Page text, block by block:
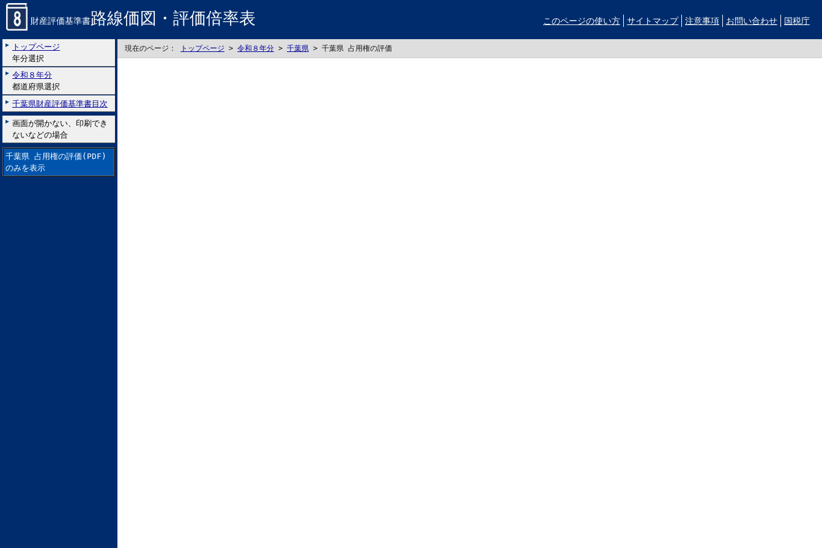
財産評価基準書路線価図・評価倍率表 このページの使い方 サイトマップ 注意事項 お問い合わせ 国税庁
トップページ
年分選択
令和８年分
都道府県選択
千葉県財産評価基準書目次
画面が開かない、印刷でき
ないなどの場合
千葉県 占用権の評価(PDF)
のみを表示
現在のページ： トップページ > 令和８年分 > 千葉県 > 千葉県 占用権の評価